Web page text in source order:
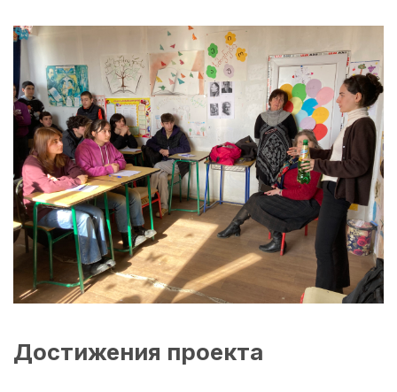
Достижения проекта